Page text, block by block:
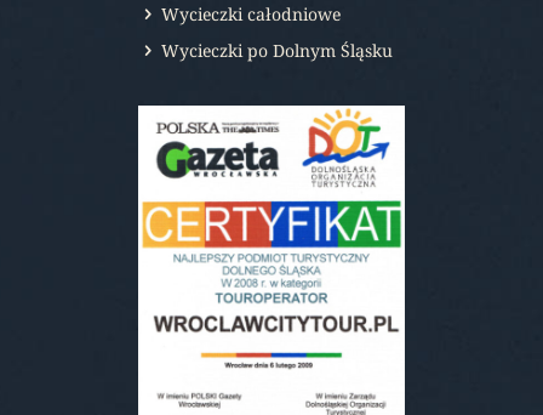
Wycieczki całodniowe
Wycieczki po Dolnym Śląsku